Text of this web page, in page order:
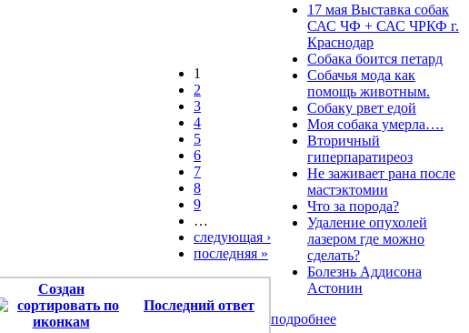
1
2
3
4
5
6
7
8
9
…
следующая ›
последняя »
Создан
Последний ответ
17 мая Выставка собак
САС ЧФ + САС ЧРКФ г.
Краснодар
Собака боится петард
Собачья мода как
помощь животным.
Собаку рвет едой
Моя собака умерла….
Вторичный
гиперпаратиреоз
Не заживает рана после
мастэктомии
Что за порода?
Удаление опухолей
лазером где можно
сделать?
Болезнь Аддисона
Астонин
подробнее